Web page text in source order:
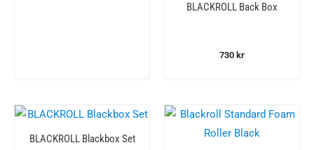
BLACKROLL Back Box
730 kr
BLACKROLL Blackbox Set